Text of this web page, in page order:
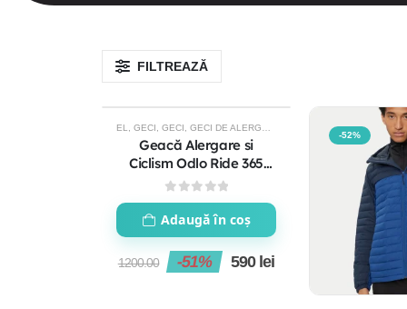
FILTREAZĂ
EL, GECI , GECI , GECI DE ALERGARE GECI DE ALERGARE
Geacă Alergare si
Ciclism Odlo Ride 365
Waterproof Bărbați
0out of 5
Adaugă în coș
1200.00 -51% 590 lei
-52%